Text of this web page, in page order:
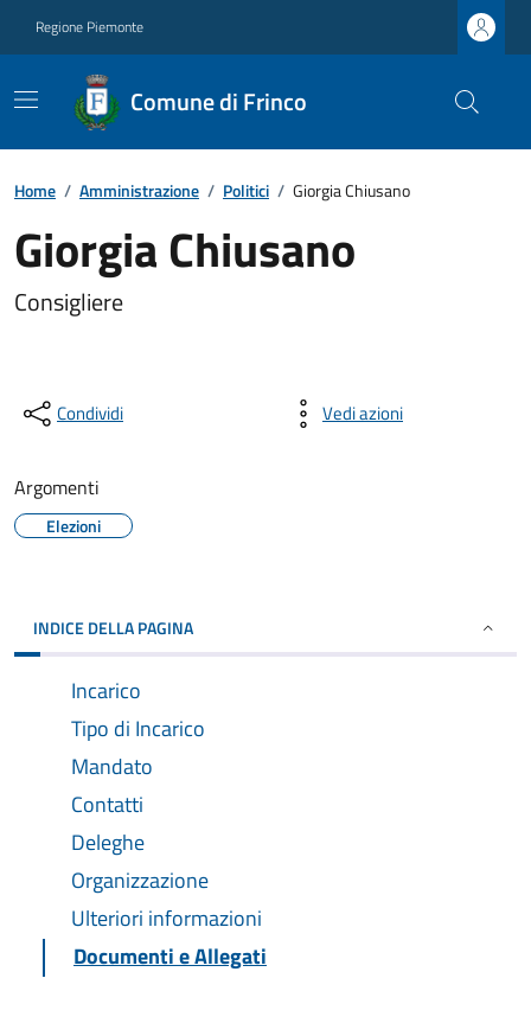
Regione Piemonte
Comune di Frinco
Home / Amministrazione / Politici / Giorgia Chiusano
Giorgia Chiusano
Consigliere
Condividi Vedi azioni
Argomenti
Elezioni
INDICE DELLA PAGINA
Incarico
Tipo di Incarico
Mandato
Contatti
Deleghe
Organizzazione
Ulteriori informazioni
Documenti e Allegati